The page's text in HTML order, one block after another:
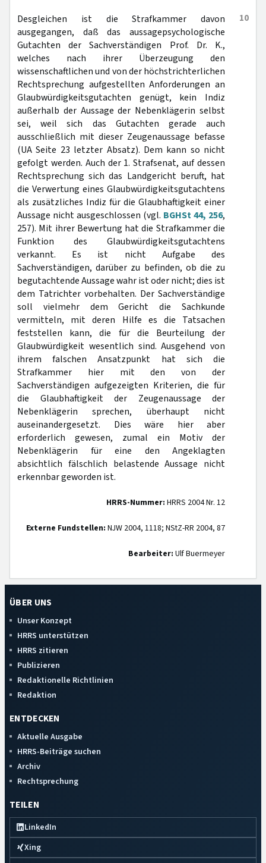
10
Desgleichen ist die Strafkammer davon
ausgegangen, daß das aussagepsychologische
Gutachten der Sachverständigen Prof. Dr. K.,
welches nach ihrer Überzeugung den
wissenschaftlichen und von der höchstrichterlichen
Rechtsprechung aufgestellten Anforderungen an
Glaubwürdigkeitsgutachten genügt, kein Indiz
außerhalb der Aussage der Nebenklägerin selbst
sei, weil sich das Gutachten gerade auch
ausschließlich mit dieser Zeugenaussage befasse
(UA Seite 23 letzter Absatz). Dem kann so nicht
gefolgt werden. Auch der 1. Strafsenat, auf dessen
Rechtsprechung sich das Landgericht beruft, hat
die Verwertung eines Glaubwürdigkeitsgutachtens
als zusätzliches Indiz für die Glaubhaftigkeit einer
Aussage nicht ausgeschlossen (vgl. BGHSt 44, 256,
257). Mit ihrer Bewertung hat die Strafkammer die
Funktion des Glaubwürdigkeitsgutachtens
verkannt. Es ist nicht Aufgabe des
Sachverständigen, darüber zu befinden, ob die zu
begutachtende Aussage wahr ist oder nicht; dies ist
dem Tatrichter vorbehalten. Der Sachverständige
soll vielmehr dem Gericht die Sachkunde
vermitteln, mit deren Hilfe es die Tatsachen
feststellen kann, die für die Beurteilung der
Glaubwürdigkeit wesentlich sind. Ausgehend von
ihrem falschen Ansatzpunkt hat sich die
Strafkammer hier mit den von der
Sachverständigen aufgezeigten Kriterien, die für
die Glaubhaftigkeit der Zeugenaussage der
Nebenklägerin sprechen, überhaupt nicht
auseinandergesetzt. Dies wäre hier aber
erforderlich gewesen, zumal ein Motiv der
Nebenklägerin für eine den Angeklagten
absichtlich fälschlich belastende Aussage nicht
erkennbar geworden ist.
HRRS-Nummer: HRRS 2004 Nr. 12
Externe Fundstellen: NJW 2004, 1118; NStZ-RR 2004, 87
Bearbeiter: Ulf Buermeyer
ÜBER UNS
Unser Konzept
HRRS unterstützen
HRRS zitieren
Publizieren
Redaktionelle Richtlinien
Redaktion
ENTDECKEN
Aktuelle Ausgabe
HRRS-Beiträge suchen
Archiv
Rechtsprechung
TEILEN
LinkedIn
Xing